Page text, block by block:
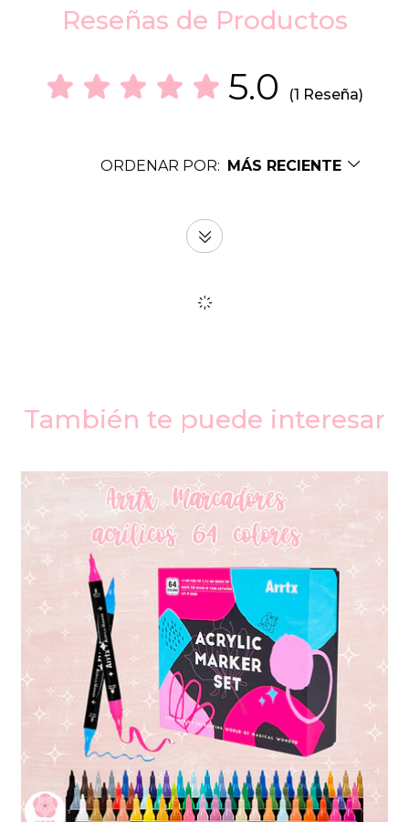
Reseñas de Productos
5.0 (1 Reseña)
ORDENAR POR: MÁS RECIENTE
También te puede interesar